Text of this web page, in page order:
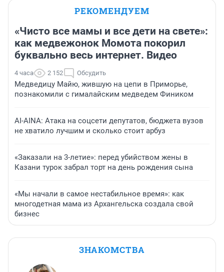
РЕКОМЕНДУЕМ
«Чисто все мамы и все дети на свете»:
как медвежонок Момота покорил
буквально весь интернет. Видео
4 часа 2 152 Обсудить
Медведицу Майю, жившую на цепи в Приморье,
познакомили с гималайским медведем Фиником
AI-AINA: Атака на соцсети депутатов, бюджета вузов
не хватило лучшим и сколько стоит арбуз
«Заказали на 3-летие»: перед убийством жены в
Казани турок забрал торт на день рождения сына
«Мы начали в самое нестабильное время»: как
многодетная мама из Архангельска создала свой
бизнес
ЗНАКОМСТВА